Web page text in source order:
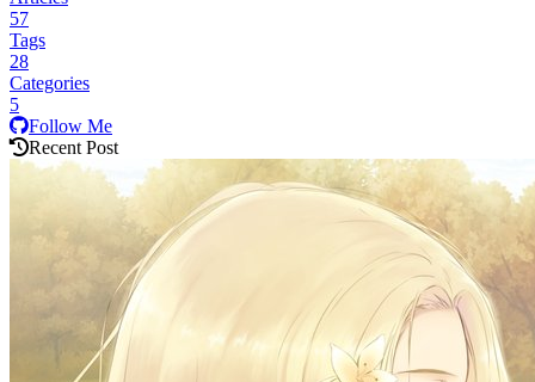
57
Tags
28
Categories
5
Follow Me
Recent Post